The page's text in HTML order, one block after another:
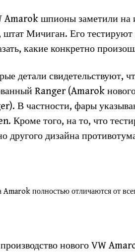
шпионы заметили на
штат Мичиган. Его
какие конкретно
детали свидетельствуют,
Ranger (Amarok
В частности, фары
Кроме того, на то, что
другого дизайна
Amarok полностью отличаются от
нового VW